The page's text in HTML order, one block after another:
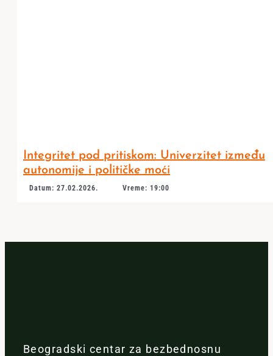
Integritet pod pritiskom: Univerzitet između
autonomije i političke moći
Datum: 27.02.2026. Vreme: 19:00
Beogradski centar za bezbednosnu